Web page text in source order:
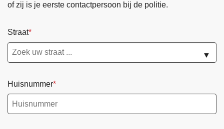
of zij is je eerste contactpersoon bij de politie.
Straat
▼
Huisnummer